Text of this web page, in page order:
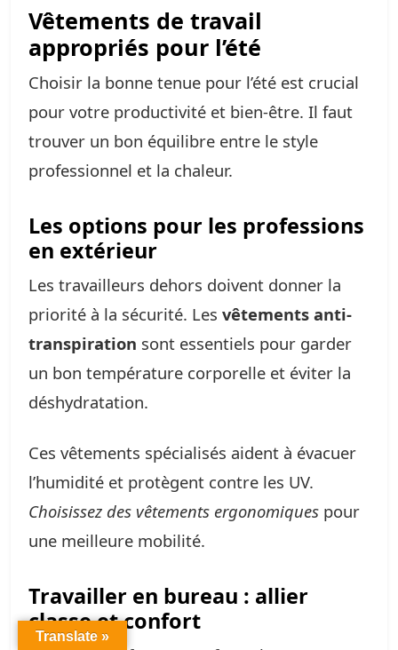
Vêtements de travail
appropriés pour l’été
Choisir la bonne tenue pour l’été est crucial
pour votre productivité et bien-être. Il faut
trouver un bon équilibre entre le style
professionnel et la chaleur.
Les options pour les professions
en extérieur
Les travailleurs dehors doivent donner la
priorité à la sécurité. Les vêtements anti-
transpiration sont essentiels pour garder
un bon température corporelle et éviter la
déshydratation.
Ces vêtements spécialisés aident à évacuer
l’humidité et protègent contre les UV.
Choisissez des vêtements ergonomiques pour
une meilleure mobilité.
Travailler en bureau : allier
classe et confort
Translate »